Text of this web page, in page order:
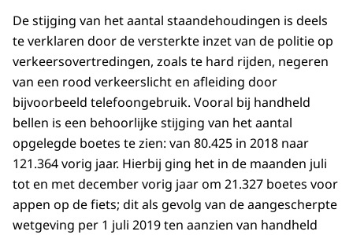
De stijging van het aantal staandehoudingen is deels
te verklaren door de versterkte inzet van de politie op
verkeersovertredingen, zoals te hard rijden, negeren
van een rood verkeerslicht en afleiding door
bijvoorbeeld telefoongebruik. Vooral bij handheld
bellen is een behoorlijke stijging van het aantal
opgelegde boetes te zien: van 80.425 in 2018 naar
121.364 vorig jaar. Hierbij ging het in de maanden juli
tot en met december vorig jaar om 21.327 boetes voor
appen op de fiets; dit als gevolg van de aangescherpte
wetgeving per 1 juli 2019 ten aanzien van handheld